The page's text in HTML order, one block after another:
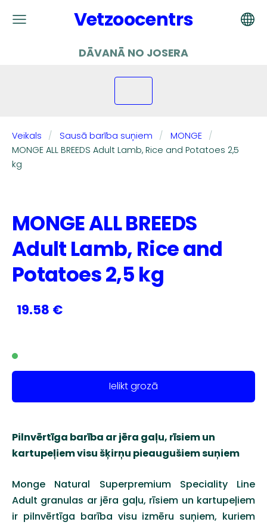
Vetzoocentrs
DĀVANĀ NO JOSERA
Veikals Sausā barība suņiem
MONGE
MONGE ALL BREEDS Adult Lamb, Rice and Potatoes 2,5
kg
MONGE ALL BREEDS
Adult Lamb, Rice and
Potatoes 2,5 kg
19.58 €
Ielikt grozā
Pilnvērtīga barība ar jēra gaļu, rīsiem un
kartupeļiem visu šķirņu pieaugušiem suņiem
Monge Natural Superpremium Speciality Line
Adult granulas ar jēra gaļu, rīsiem un kartupeļiem
ir pilnvērtīga barība visu izmēru suņiem, kuriem